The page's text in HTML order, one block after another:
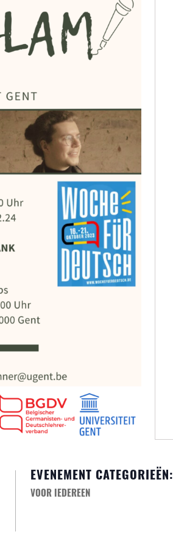
EVENEMENT CATEGORIEËN:
VOOR IEDEREEN